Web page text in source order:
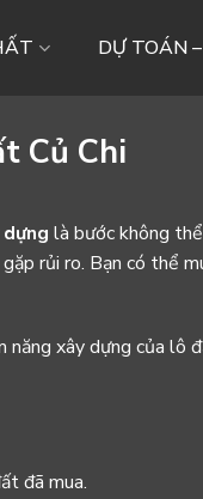
DỰ TOÁN
Củ Chi
là bước không
rủi ro. Bạn có thể
năng xây dựng của lô
đã mua.